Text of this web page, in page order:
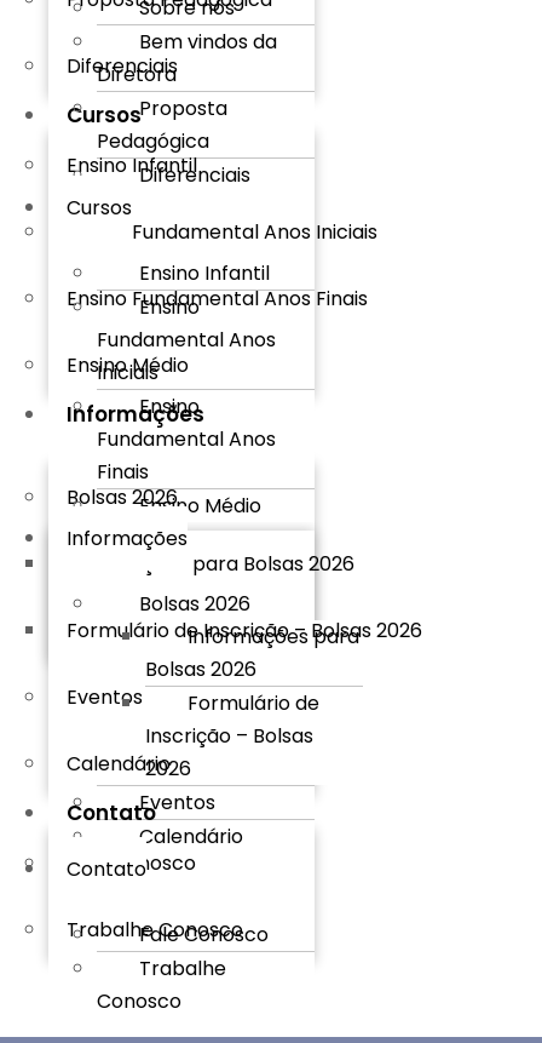
Diferenciais
Cursos
Ensino Infantil
Ensino Fundamental Anos Iniciais
Ensino Fundamental Anos Finais
Ensino Médio
Informações
Bolsas 2026
Informações para Bolsas 2026
Formulário de Inscrição – Bolsas 2026
Eventos
Calendário
Contato
Fale Conosco
Trabalhe Conosco
Sobre nós
Bem vindos da
Diretora
Proposta
Pedagógica
Diferenciais
Cursos
Ensino Infantil
Ensino
Fundamental Anos
Iniciais
Ensino
Fundamental Anos
Finais
Ensino Médio
Informações
Bolsas 2026
Informações para
Bolsas 2026
Formulário de
Inscrição – Bolsas
2026
Eventos
Calendário
Contato
Fale Conosco
Trabalhe
Conosco